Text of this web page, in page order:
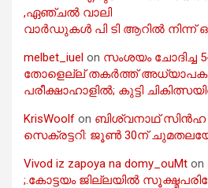
,ഏഞ്ചൽ വാലി
വാർഡുകൾ പി ടി ആറിൽ നിന്ന്
melbet_iuel on സംശയം ചോദിച്ച
തോളെല്ല് തകർത്ത്
പരീക്ഷാഹാളിൽ; കുട്ടി
KrisWoolf on ബിശ്വനാഥ് സിൻഹ
സെക്രട്ടറി: ജൂൺ 30ന്
Vivod iz zapoya na domy_ouMt on
;.കോട്ടയം ജില്ലയിൽ